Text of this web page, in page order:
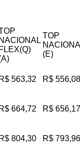
NACIONAL
FLEX(Q)
TOP
(E)
R$ 563,32 R$ 556,08
R$ 664,72 R$ 656,17
R$ 804,30 R$ 793,96